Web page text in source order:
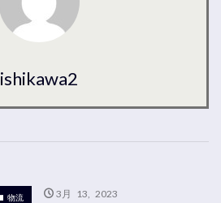
ishikawa2
物流 3月 13, 2023